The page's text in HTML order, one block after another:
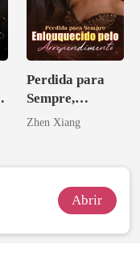
Perdida para
Sempre,
Enlouquecido
o
Zhen Xiang
Abrir